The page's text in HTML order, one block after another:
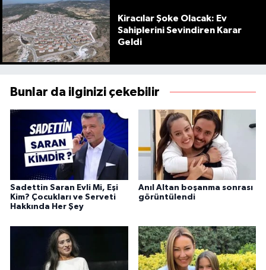
Kiracılar Şoke Olacak: Ev
Sahiplerini Sevindiren Karar
Geldi
Bunlar da ilginizi çekebilir
Sadettin Saran Evli Mi, Eşi
Kim? Çocukları ve Serveti
Hakkında Her Şey
Anıl Altan boşanma sonrası
görüntülendi